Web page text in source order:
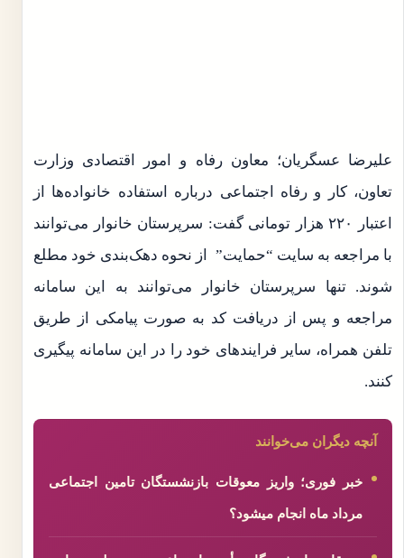
علیرضا عسگریان؛ معاون رفاه و امور اقتصادی وزارت
تعاون، کار و رفاه اجتماعی درباره استفاده خانواده‌ها از
اعتبار ۲۲۰ هزار تومانی گفت: سرپرستان خانوار می‌توانند
با مراجعه به سایت “حمایت” از نحوه دهک‌بندی خود مطلع
شوند. تنها سرپرستان خانوار می‌توانند به این سامانه
مراجعه و پس از دریافت کد به صورت پیامکی از طریق
تلفن همراه، سایر فرایندهای خود را در این سامانه پیگیری
کنند.
آنچه دیگران می‌خوانند
خبر فوری؛ واریز معوقات بازنشستگان تامین اجتماعی
مرداد ماه انجام میشود؟